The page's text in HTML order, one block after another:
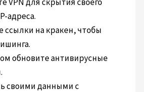
адреса.
ссылки на кракен, чтобы
обновите антивирусные
своими данными с